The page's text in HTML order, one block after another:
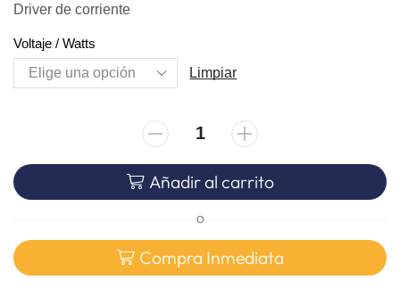
Driver de corriente
Voltaje / Watts
Limpiar
Añadir al carrito
O
Compra Inmediata